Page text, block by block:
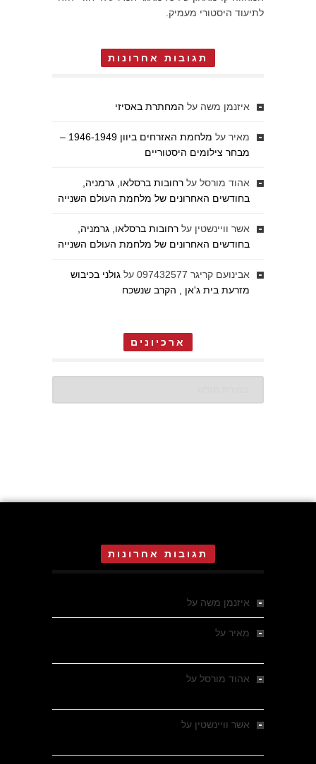
לתיעוד היסטורי מעמיק.
תגובות אחרונות
איזנמן משה עלהמחתרת באסיזי
מאיר על
מלחמת האזרחים ביוון 1946-1949 –
מבחר צילומים היסטוריים
אהוד מורסלעלרחובות ברסלאו, גרמניה,
בחודשים האחרונים של מלחמת העולם השנייה
אשר וויינשטיןעלרחובות ברסלאו, גרמניה,
בחודשים האחרונים של מלחמת העולם השנייה
אבינועם קריגר 097432577 עלגולני בכיבוש
מזרעת בית ג'אן , הקרב שנשכח
ארכיונים
תגובות אחרונות
איזנמן משה עלהמחתרת באסיזי
מאיר על
אהוד מורסלעלרחובות ברסלאו, גרמניה,
אשר וויינשטיןעלרחובות ברסלאו, גרמניה,